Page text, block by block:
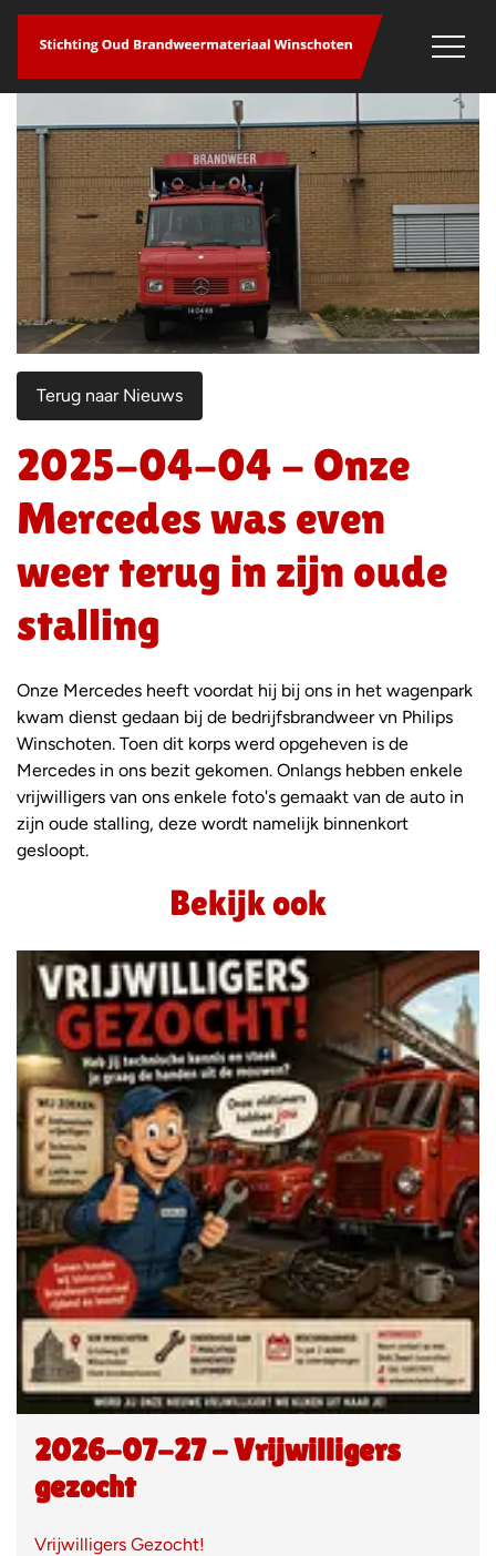
overslaan
Terug naar Nieuws
2025-04-04 - Onze
Mercedes was even
weer terug in zijn oude
stalling
Onze Mercedes heeft voordat hij bij ons in het wagenpark
kwam dienst gedaan bij de bedrijfsbrandweer vn Philips
Winschoten. Toen dit korps werd opgeheven is de
Mercedes in ons bezit gekomen. Onlangs hebben enkele
vrijwilligers van ons enkele foto's gemaakt van de auto in
zijn oude stalling, deze wordt namelijk binnenkort
gesloopt.
Bekijk ook
2026-07-27 - Vrijwilligers
gezocht
Vrijwilligers Gezocht!